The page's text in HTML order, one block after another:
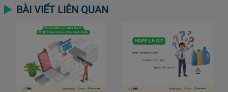
BÀI VIẾT LIÊN QUAN